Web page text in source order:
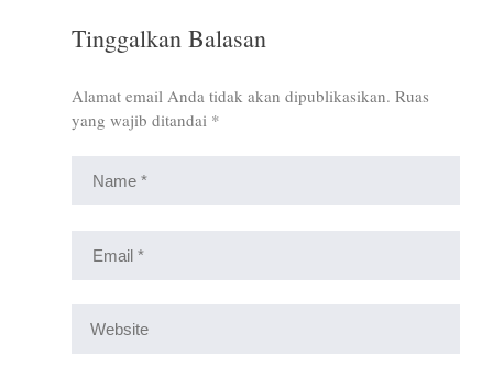
Tinggalkan Balasan
Alamat email Anda tidak akan dipublikasikan. Ruas
yang wajib ditandai *